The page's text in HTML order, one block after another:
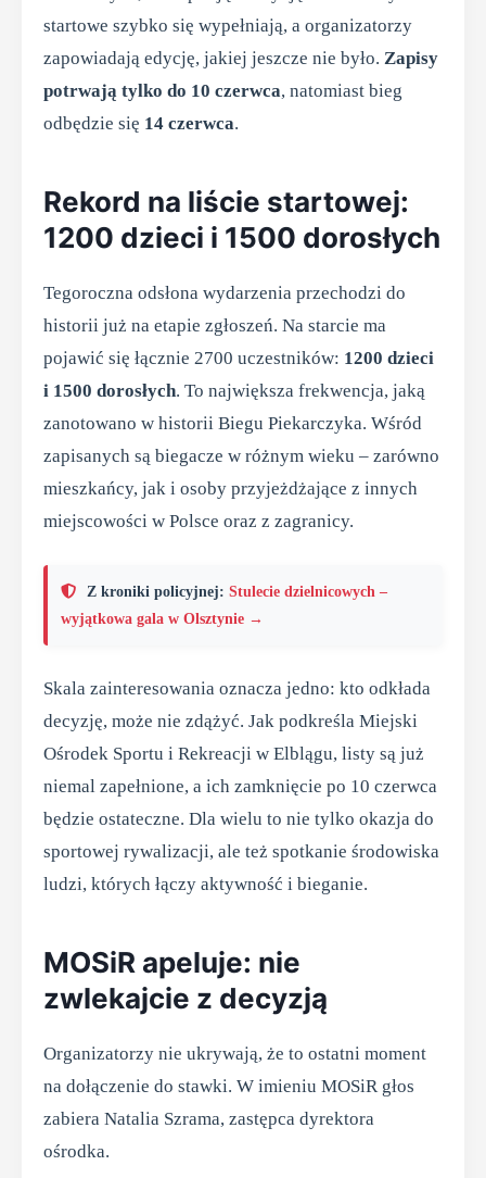
startowe szybko się wypełniają, a organizatorzy
zapowiadają edycję, jakiej jeszcze nie było. Zapisy
potrwają tylko do 10 czerwca, natomiast bieg
odbędzie się 14 czerwca.
Rekord na liście startowej:
1200 dzieci i 1500 dorosłych
Tegoroczna odsłona wydarzenia przechodzi do
historii już na etapie zgłoszeń. Na starcie ma
pojawić się łącznie 2700 uczestników: 1200 dzieci
i 1500 dorosłych. To największa frekwencja, jaką
zanotowano w historii Biegu Piekarczyka. Wśród
zapisanych są biegacze w różnym wieku – zarówno
mieszkańcy, jak i osoby przyjeżdżające z innych
miejscowości w Polsce oraz z zagranicy.
Z kroniki policyjnej: Stulecie dzielnicowych –
wyjątkowa gala w Olsztynie →
Skala zainteresowania oznacza jedno: kto odkłada
decyzję, może nie zdążyć. Jak podkreśla Miejski
Ośrodek Sportu i Rekreacji w Elblągu, listy są już
niemal zapełnione, a ich zamknięcie po 10 czerwca
będzie ostateczne. Dla wielu to nie tylko okazja do
sportowej rywalizacji, ale też spotkanie środowiska
ludzi, których łączy aktywność i bieganie.
MOSiR apeluje: nie
zwlekajcie z decyzją
Organizatorzy nie ukrywają, że to ostatni moment
na dołączenie do stawki. W imieniu MOSiR głos
zabiera Natalia Szrama, zastępca dyrektora
ośrodka.